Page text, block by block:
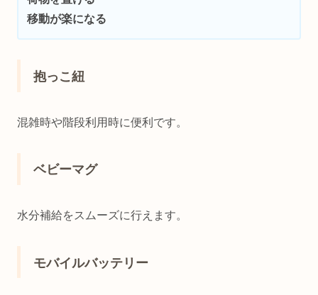
移動が楽になる
抱っこ紐
混雑時や階段利用時に便利です。
ベビーマグ
水分補給をスムーズに行えます。
モバイルバッテリー